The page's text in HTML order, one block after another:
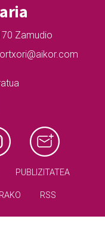
Zamudio
PUBLIZITATEA
RSS